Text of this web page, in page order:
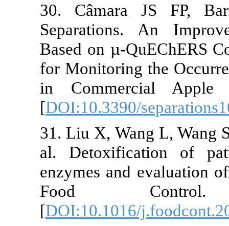
30. Câmara JS
Separations. An
Based on µ-
for Monitoring the
in Commercial
[DOI:10.3390/
31. Liu X, Wang L,
al.
enzymes and
Food
[DOI:10.1016/